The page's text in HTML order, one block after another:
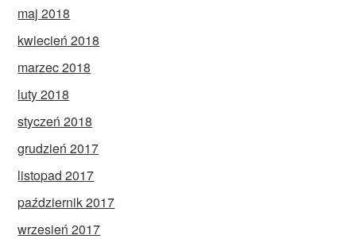
maj 2018
kwiecień 2018
marzec 2018
luty 2018
styczeń 2018
grudzień 2017
listopad 2017
październik 2017
wrzesień 2017